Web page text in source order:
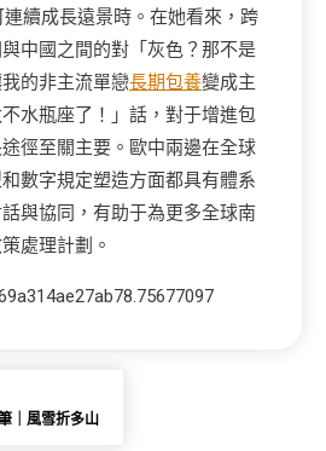
續成長遠景時。在她看來，跨
中國之間的對「灰色？那不是
的非主流單戀長期包養變成主
水瓶座了！」話，對于增進包
徑至關主要。歐中兩邊在全球
數字規定塑造方面都具有體系
與協同，有助于為更多全球南
處理計劃。
｜風雪折多山